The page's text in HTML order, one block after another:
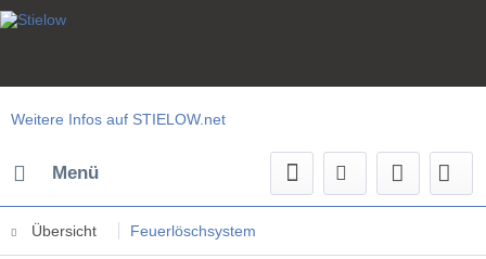
Weitere Infos auf STIELOW.net
Menü
Übersicht Feuerlöschsystem